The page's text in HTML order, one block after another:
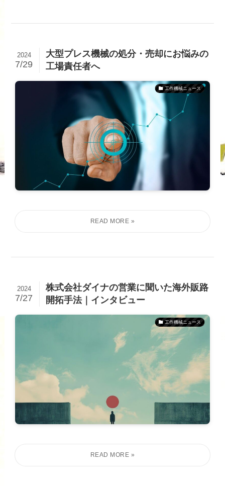
大型プレス機械の処分・売却にお悩みの
工場責任者へ
2024
7/29
工作機械ニュース
株式会社ダイナの営業に聞いた海外販路
開拓手法｜インタビュー
2024
7/27
工作機械ニュース